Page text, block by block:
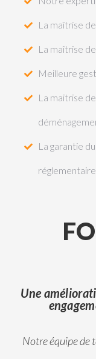
La maîtrise
La maîtrise
Meilleure
La maitrise
La garantie
Une
Notre équipe de